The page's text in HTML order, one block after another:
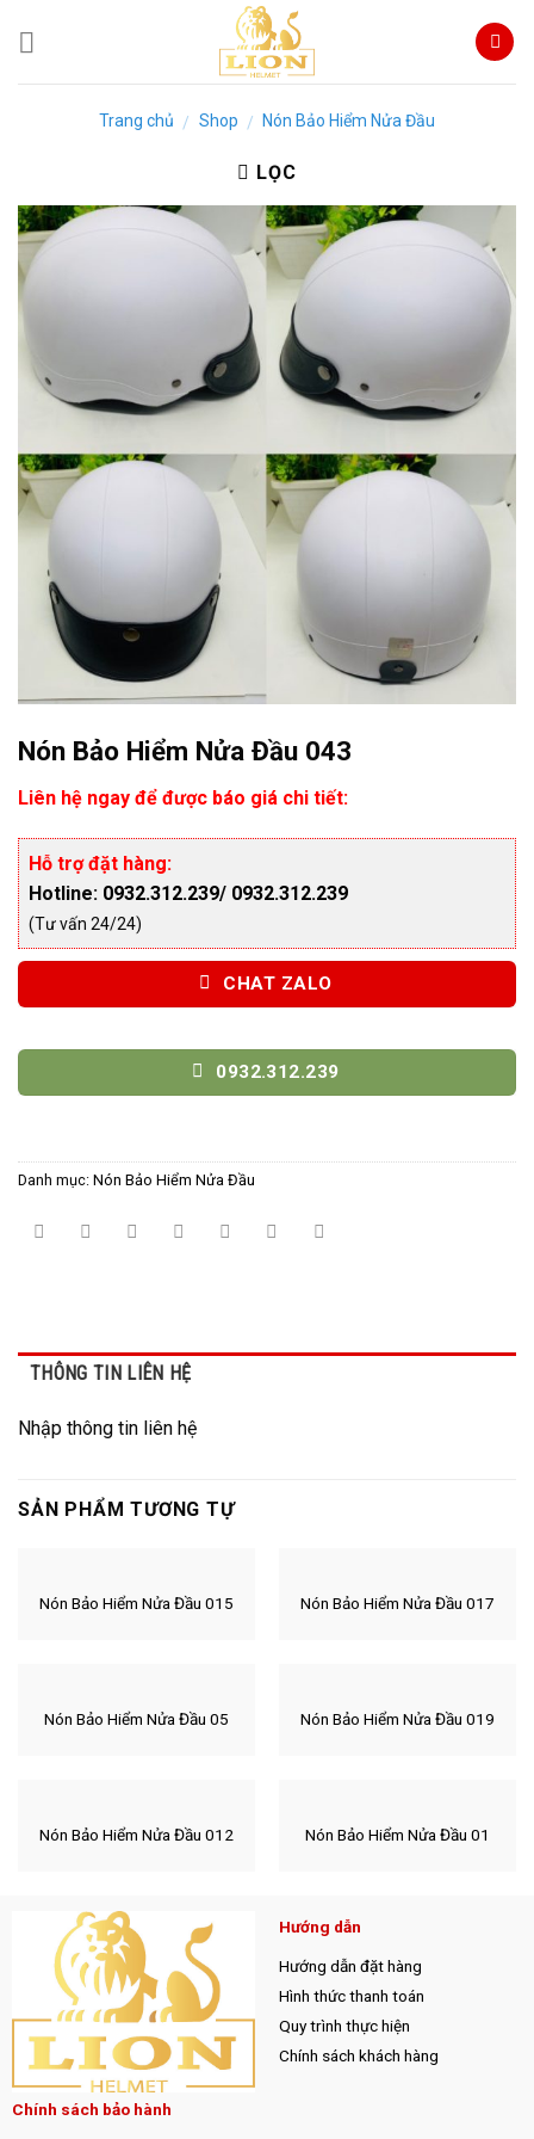
Trang chủ / Shop / Nón Bảo Hiểm Nửa Đầu
LỌC
Nón Bảo Hiểm Nửa Đầu 043
Liên hệ ngay để được báo giá chi tiết:
Hỗ trợ đặt hàng:
Hotline: 0932.312.239/ 0932.312.239
(Tư vấn 24/24)
CHAT ZALO
0932.312.239
Danh mục: Nón Bảo Hiểm Nửa Đầu
THÔNG TIN LIÊN HỆ
Nhập thông tin liên hệ
SẢN PHẨM TƯƠNG TỰ
Nón Bảo Hiểm Nửa Đầu 015 Nón Bảo Hiểm Nửa Đầu 017
Nón Bảo Hiểm Nửa Đầu 05 Nón Bảo Hiểm Nửa Đầu 019
Nón Bảo Hiểm Nửa Đầu 012 Nón Bảo Hiểm Nửa Đầu 01
Hướng dẫn
Hướng dẫn đặt hàng
Hình thức thanh toán
Quy trình thực hiện
Chính sách khách hàng
Chính sách bảo hành